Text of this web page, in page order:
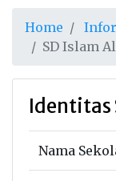
Home
SD Islam
Identitas
Nama